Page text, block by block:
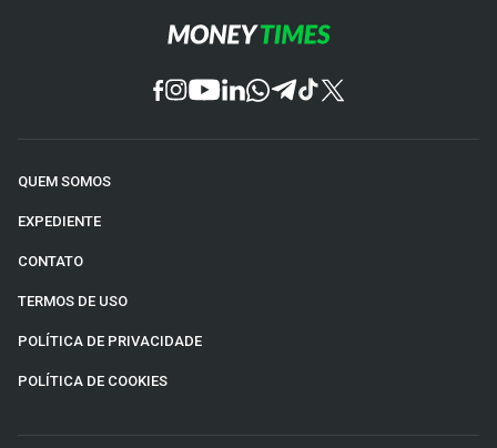
QUEM SOMOS
EXPEDIENTE
CONTATO
TERMOS DE USO
POLÍTICA DE PRIVACIDADE
POLÍTICA DE COOKIES